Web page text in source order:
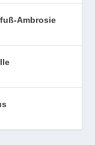
Ambrosie